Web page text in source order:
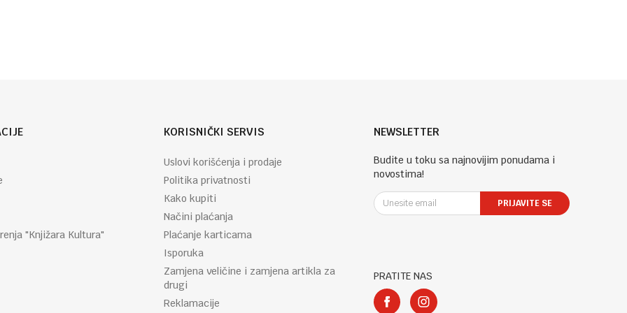
"Knjižara Kultura"
KORISNIČKI SERVIS
Uslovi korišćenja i prodaje
Politika privatnosti
Kako kupiti
Načini plaćanja
Plaćanje karticama
Isporuka
Zamjena veličine i zamjena artikla za
drugi
Reklamacije
NEWSLETTER
Budite u toku sa najnovijim ponudama i
novostima!
PRIJAVITE SE
PRATITE NAS